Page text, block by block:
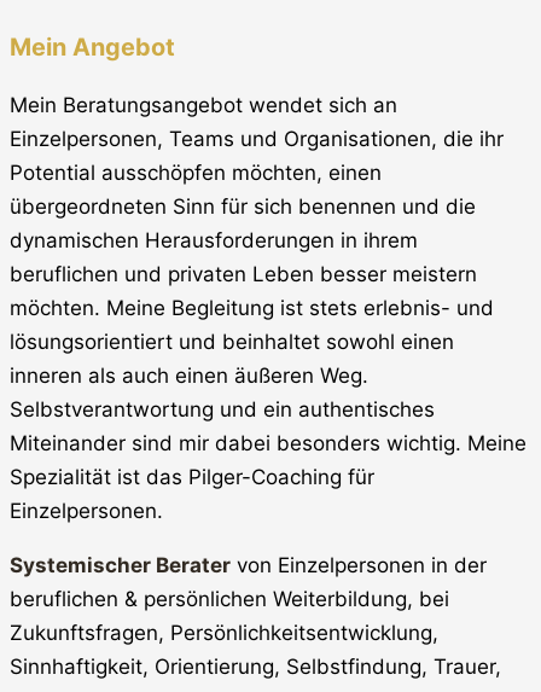
Mein Angebot
Mein Beratungsangebot wendet sich an
Einzelpersonen, Teams und Organisationen, die ihr
Potential ausschöpfen möchten, einen
übergeordneten Sinn für sich benennen und die
dynamischen Herausforderungen in ihrem
beruflichen und privaten Leben besser meistern
möchten. Meine Begleitung ist stets erlebnis- und
lösungsorientiert und beinhaltet sowohl einen
inneren als auch einen äußeren Weg.
Selbstverantwortung und ein authentisches
Miteinander sind mir dabei besonders wichtig. Meine
Spezialität ist das Pilger-Coaching für
Einzelpersonen.
Systemischer Berater von Einzelpersonen in der
beruflichen & persönlichen Weiterbildung, bei
Zukunftsfragen, Persönlichkeitsentwicklung,
Sinnhaftigkeit, Orientierung, Selbstfindung, Trauer,